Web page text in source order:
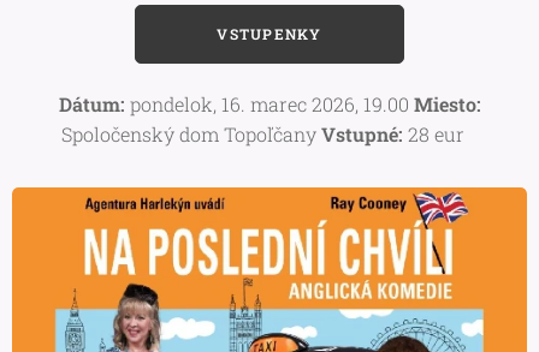
VSTUPENKY
Dátum: pondelok, 16. marec 2026, 19.00 Miesto:
Spoločenský dom TopoľčanyVstupné: 28 eur